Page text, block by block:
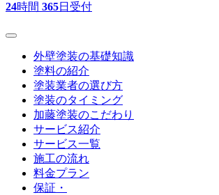
24時間 365日受付
外壁塗装の基礎知識
塗料の紹介
塗装業者の選び方
塗装のタイミング
加藤塗装のこだわり
サービス紹介
サービス一覧
施工の流れ
料金プラン
保証・